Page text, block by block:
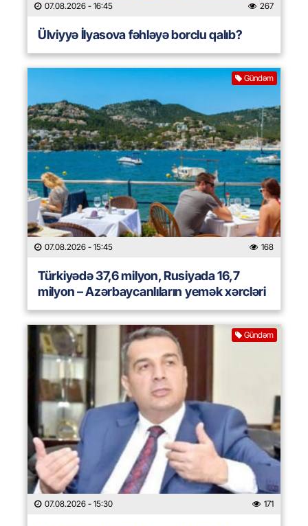
07.08.2026 - 16:45 267
Ülviyyə İlyasova fəhləyə borclu qalıb?
Gündəm
07.08.2026 - 15:45 168
Türkiyədə 37,6 milyon, Rusiyada 16,7
milyon – Azərbaycanlıların yemək xərcləri
Gündəm
07.08.2026 - 15:30 171